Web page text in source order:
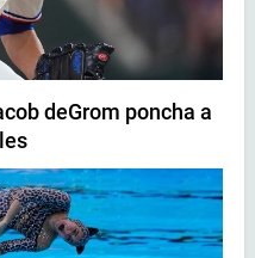
deGrom poncha a